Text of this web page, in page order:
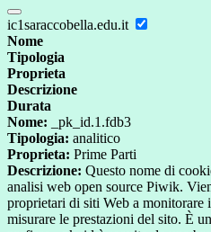
ic1saraccobella.edu.it
Nome
Tipologia
Proprieta
Descrizione
Durata
Nome: _pk_id.1.fdb3
Tipologia: analitico
Proprieta: Prime Parti
Descrizione: Questo nome di
analisi web open source Piwik.
proprietari di siti Web a monitorare
misurare le prestazioni del sito. È